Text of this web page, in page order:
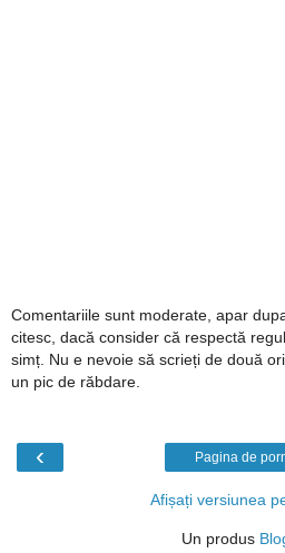
Comentariile sunt moderate, apar
citesc, dacă consider că respectă
simț. Nu e nevoie să scrieți de două
un pic de răbdare.
‹ Pagina de
Afișați versiunea
Un produs